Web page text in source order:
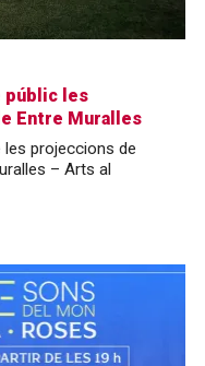
públic les
Entre Muralles
les projeccions de
– Arts al